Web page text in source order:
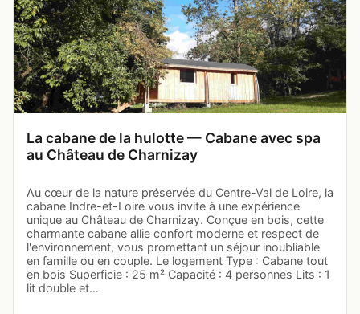
La cabane de la hulotte — Cabane avec spa
au Château de Charnizay
Au cœur de la nature préservée du Centre-Val de Loire, la
cabane Indre-et-Loire vous invite à une expérience
unique au Château de Charnizay. Conçue en bois, cette
charmante cabane allie confort moderne et respect de
l'environnement, vous promettant un séjour inoubliable
en famille ou en couple. Le logement Type : Cabane tout
en bois Superficie : 25 m² Capacité : 4 personnes Lits : 1
lit double et…